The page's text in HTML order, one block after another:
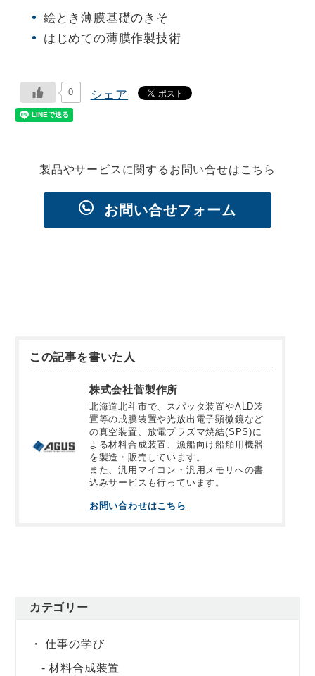
絵とき薄膜基礎のきそ
はじめての薄膜作製技術
0 シェア
製品やサービスに関するお問い合せはこちら
お問い合せフォーム
この記事を書いた人
株式会社菅製作所
北海道北斗市で、スパッタ装置やALD装
置等の成膜装置や光放出電子顕微鏡など
の真空装置、放電プラズマ焼結(SPS)に
よる材料合成装置、漁船向け船舶用機器
を製造・販売しています。
また、汎用マイコン・汎用メモリへの書
込みサービスも行っています。
お問い合わせはこちら
カテゴリー
仕事の学び
材料合成装置